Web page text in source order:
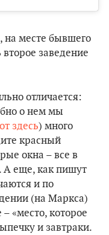
на месте бывшего
заведение
отличается:
о нем мы
здесь) много
красный
окна – все в
А еще, как пишут
и по
(на Маркса)
«место, которое
и завтраки.